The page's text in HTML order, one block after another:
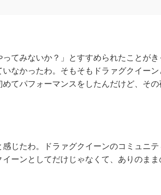
てみないか？」とすすめられたことが
なかったわ。そもそもドラァグクイーン
てパフォーマンスをしたんだけど、そ
じたわ。ドラァグクイーンのコミュニ
ーンとしてだけじゃなくて、ありのま